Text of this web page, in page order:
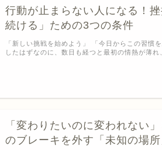
行動が止まらない人になる！
続ける」ための3つの条件
「新しい挑戦を始めよう」 「今日からこの習慣
したはずなのに、数日も経つと最初の情熱が薄れ
「変わりたいのに変われない
のブレーキを外す「未知の場